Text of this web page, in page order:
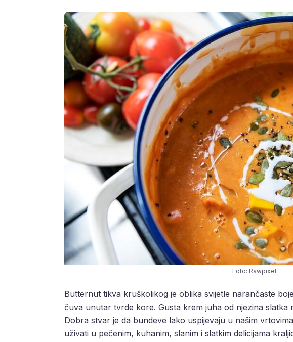
Foto: Rawpixel
Butternut tikva kruškolikog je oblika svijetle narančaste
čuva unutar tvrde kore. Gusta krem juha od njezina slatka
Dobra stvar je da bundeve lako uspijevaju u našim
uživati u pečenim, kuhanim, slanim i slatkim delicijama